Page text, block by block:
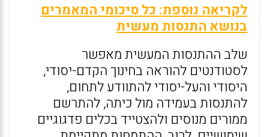
לקריאה נוספת: כל סיכומי המאמרים
בנושא התנסות מעשית
שלב ההתנסות המעשית מאפשר
לסטודנטים להוראה בחינוך הקדם-יסודי,
היסודי והעל-יסודי להתוודע לתחום,
להתנסות בעמידה מול כיתה, להתרשם
ממורים מנוסים ולהצטייד בכלים פדגוגיים